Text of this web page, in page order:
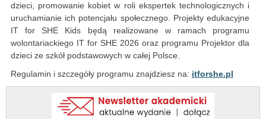
dzieci, promowanie kobiet w roli ekspertek technologicznych i
uruchamianie ich potencjału społecznego. Projekty edukacyjne
IT for SHE Kids będą realizowane w ramach programu
wolontariackiego IT for SHE 2026 oraz programu Projektor dla
dzieci ze szkół podstawowych w całej Polsce.
Regulamin i szczegóły programu znajdziesz na: itforshe.pl